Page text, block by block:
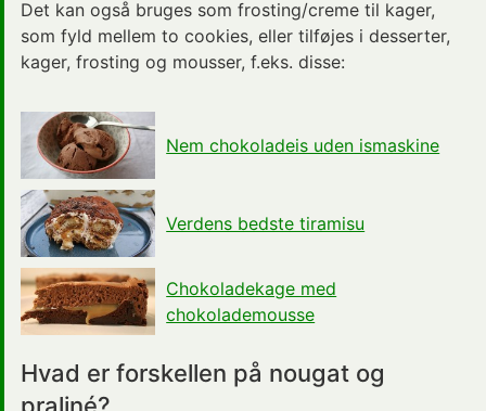
Det kan også bruges som frosting/creme til kager,
som fyld mellem to cookies, eller tilføjes i desserter,
kager, frosting og mousser, f.eks. disse:
Nem chokoladeis uden ismaskine
Verdens bedste tiramisu
Chokoladekage med
chokolademousse
Hvad er forskellen på nougat og